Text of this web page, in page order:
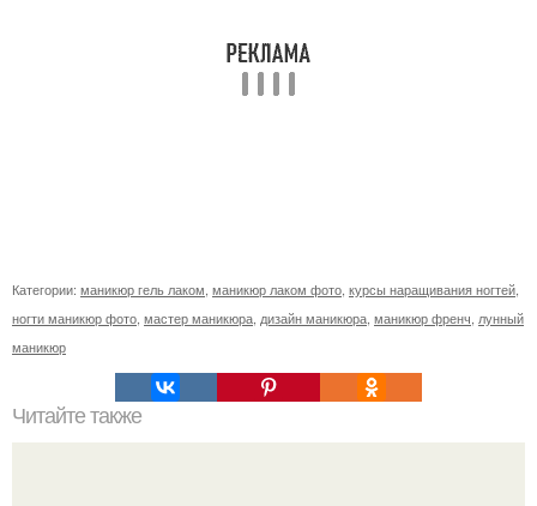
Категории: маникюр гель лаком маникюр лаком фото курсы наращивания ногтей
ногти маникюр фото мастер маникюра дизайн маникюра маникюр френч лунный
маникюр
Читайте также